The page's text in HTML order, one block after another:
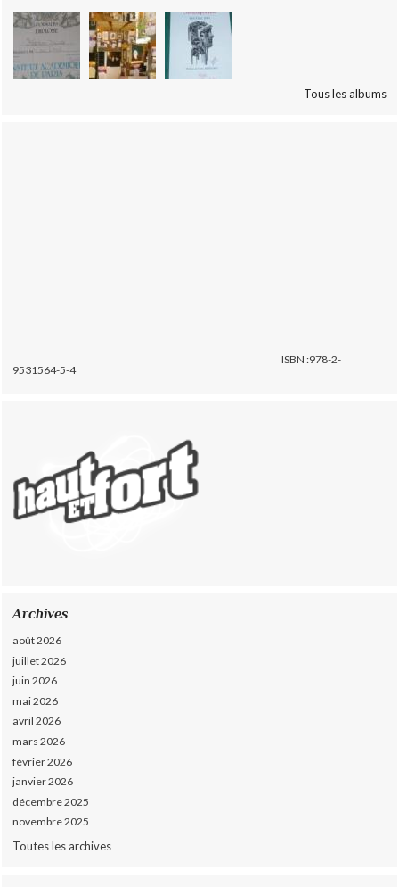
Tous les albums
ISBN :978-2-
9531564-5-4
Archives
août 2026
juillet 2026
juin 2026
mai 2026
avril 2026
mars 2026
février 2026
janvier 2026
décembre 2025
novembre 2025
Toutes les archives